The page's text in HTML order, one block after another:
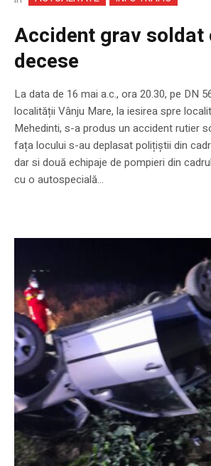
Accident grav soldat
decese
La data de 16 mai a.c., ora 20.30, pe DN
localității Vânju Mare, la iesirea spre
Mehedinti, s-a produs un accident rutier
fața locului s-au deplasat polițiștii din
dar si două echipaje de pompieri din
cu o autospecială...